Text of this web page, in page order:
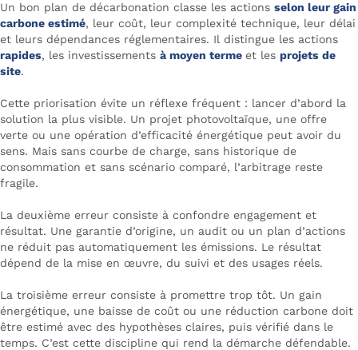
Un bon plan de décarbonation classe les actions selon leur gain
carbone estimé, leur coût, leur complexité technique, leur délai
et leurs dépendances réglementaires. Il distingue les actions
rapides, les investissements à moyen terme et les projets de
site.
Cette priorisation évite un réflexe fréquent : lancer d’abord la
solution la plus visible. Un projet photovoltaïque, une offre
verte ou une opération d’efficacité énergétique peut avoir du
sens. Mais sans courbe de charge, sans historique de
consommation et sans scénario comparé, l’arbitrage reste
fragile.
La deuxième erreur consiste à confondre engagement et
résultat. Une garantie d’origine, un audit ou un plan d’actions
ne réduit pas automatiquement les émissions. Le résultat
dépend de la mise en œuvre, du suivi et des usages réels.
La troisième erreur consiste à promettre trop tôt. Un gain
énergétique, une baisse de coût ou une réduction carbone doit
être estimé avec des hypothèses claires, puis vérifié dans le
temps. C’est cette discipline qui rend la démarche défendable.